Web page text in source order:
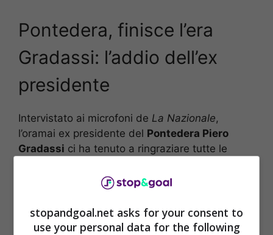
Pontedera, finisce l’era
Gradassi: l’addio dell’ex
presidente
Intervistato ai microfoni de La Nazionale,
l’oramai ex presidente del Pontedera Piero
Gradassi ci ha tenuto a ringraziare tutte le
lungo, tortuoso, ma soddisfacente percorso.
stopandgoal.net asks for your consent to
use your personal data for the following